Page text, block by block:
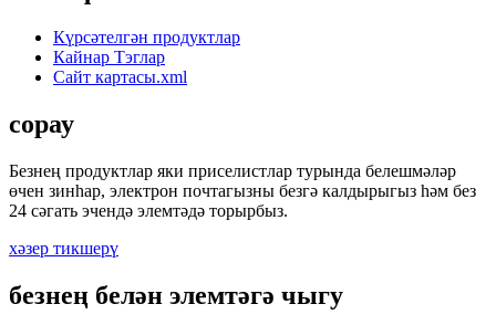
Күрсәтелгән продуктлар
Кайнар Тэглар
Сайт картасы.xml
сорау
Безнең продуктлар яки приселистлар турында белешмәләр
өчен зинһар, электрон почтагызны безгә калдырыгыз һәм без
24 сәгать эчендә элемтәдә торырбыз.
хәзер тикшерү
безнең белән элемтәгә чыгу